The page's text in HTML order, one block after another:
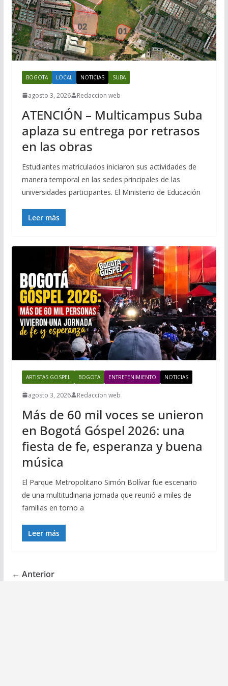
BOGOTA LOCAL NOTICIAS SUBA
agosto 3, 2026 Redaccion web
ATENCIÓN – Multicampus Suba
aplaza su entrega por retrasos
en las obras
Estudiantes matriculados iniciaron sus actividades de
manera temporal en las sedes principales de las
universidades participantes. El Ministerio de Educación
Leer más
ARTISTAS GOSPEL BOGOTA ENTRETENIMIENTO NOTICIAS
agosto 3, 2026 Redaccion web
Más de 60 mil voces se unieron
en Bogotá Góspel 2026: una
fiesta de fe, esperanza y buena
música
El Parque Metropolitano Simón Bolívar fue escenario
de una multitudinaria jornada que reunió a miles de
familias en torno a
Leer más
← Anterior